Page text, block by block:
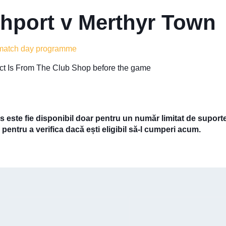
v Merthyr Town
day programme
Is From The Club Shop before the game
este fie disponibil doar pentru un număr limitat de
a verifica dacă ești eligibil să-l cumperi acum.